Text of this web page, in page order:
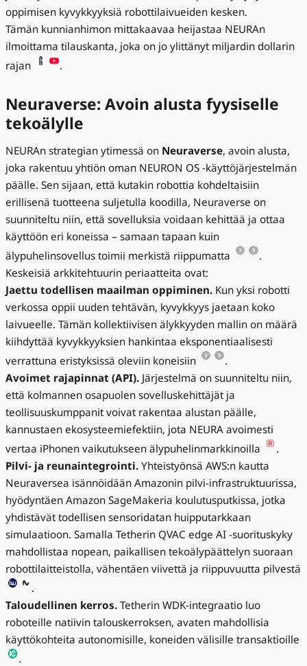
oppimisen kyvykkyyksiä robottilaivueiden kesken.
Tämän kunnianhimon mittakaavaa heijastaa NEURAn
ilmoittama tilauskanta, joka on jo ylittänyt miljardin dollarin
rajan
.
Neuraverse: Avoin alusta fyysiselle
tekoälylle
NEURAn strategian ytimessä on Neuraverse, avoin alusta,
joka rakentuu yhtiön oman NEURON OS -käyttöjärjestelmän
päälle. Sen sijaan, että kutakin robottia kohdeltaisiin
erillisenä tuotteena suljetulla koodilla, Neuraverse on
suunniteltu niin, että sovelluksia voidaan kehittää ja ottaa
käyttöön eri koneissa – samaan tapaan kuin
älypuhelinsovellus toimii merkistä riippumatta
.
Keskeisiä arkkitehtuurin periaatteita ovat:
Jaettu todellisen maailman oppiminen. Kun yksi robotti
verkossa oppii uuden tehtävän, kyvykkyys jaetaan koko
laivueelle. Tämän kollektiivisen älykkyyden mallin on määrä
kiihdyttää kyvykkyyksien hankintaa eksponentiaalisesti
verrattuna eristyksissä oleviin koneisiin
.
Avoimet rajapinnat (API). Järjestelmä on suunniteltu niin,
että kolmannen osapuolen sovelluskehittäjät ja
teollisuuskumppanit voivat rakentaa alustan päälle,
kannustaen ekosysteemiefektiin, jota NEURA avoimesti
vertaa iPhonen vaikutukseen älypuhelinmarkkinoilla
.
Pilvi- ja reunaintegrointi. Yhteistyönsä AWS:n kautta
Neuraversea isännöidään Amazonin pilvi-infrastruktuurissa,
hyödyntäen Amazon SageMakeria koulutusputkissa, jotka
yhdistävät todellisen sensoridatan huipputarkkaan
simulaatioon. Samalla Tetherin QVAC edge AI -suorituskyky
mahdollistaa nopean, paikallisen tekoälypäättelyn suoraan
robottilaitteistolla, vähentäen viivettä ja riippuvuutta pilvestä
.
Taloudellinen kerros. Tetherin WDK-integraatio luo
roboteille natiivin talouskerroksen, avaten mahdollisia
käyttökohteita autonomisille, koneiden välisille transaktioille
.